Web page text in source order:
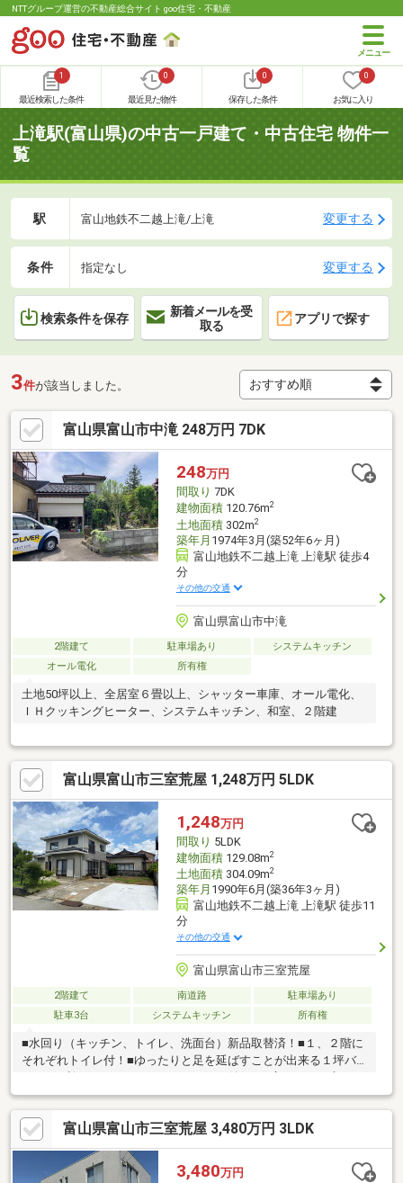
NTTグループ運営の不動産総合サイト goo住宅・不動産
1
最近検索した条件
0
最近見た物件
0
保存した条件
0
お気に入り
上滝駅(富山県)の中古一戸建て・中古住宅 物件一
覧
駅 富山地鉄不二越上滝/上滝 変更する
条件 指定なし 変更する
検索条件を保存
新着メールを受
取る
アプリで探す
3件が該当しました。
富山県富山市中滝 248万円 7DK
248万円
間取り 7DK
建物面積120.76m2
土地面積302m2
築年月 1974年3月(築52年6ヶ月)
富山地鉄不二越上滝 上滝駅 徒歩4
分
その他の交通
富山県富山市中滝
2階建て 駐車場あり
システムキッチン
オール電化
所有権
土地50坪以上、全居室６畳以上、シャッター車庫、オール電化、
ＩＨクッキングヒーター、システムキッチン、和室、２階建
富山県富山市三室荒屋 1,248万円 5LDK
1,248万円
間取り 5LDK
建物面積129.08m2
土地面積304.09m2
築年月 1990年6月(築36年3ヶ月)
富山地鉄不二越上滝 上滝駅 徒歩11
分
その他の交通
富山県富山市三室荒屋
2階建て 南道路
駐車場あり
駐車3台
システムキッチン 所有権
■水回り（キッチン、トイレ、洗面台）新品取替済！■１、２階に
それぞれトイレ付！■ゆったりと足を延ばすことが出来る１坪バ
当たり良好で家庭菜園にも！■シロアリ防蟻工事施工後５年間の
保証付き！■サンルーム付き！■水廻り設備新品交換済み！■5ＬＤ
Ｋ、駐車スペース３台分！■屋根はガルバリウム鋼板のカバー工
事済でお手入れいらず！詳細はお問い合わせください！！
富山県富山市三室荒屋 3,480万円 3LDK
3,480万円